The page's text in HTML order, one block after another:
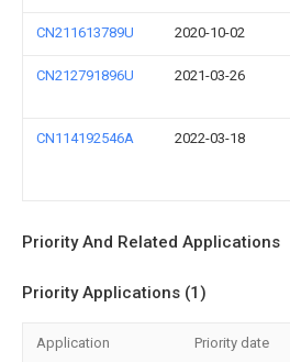
CN211613789U 2020-10-02
CN212791896U 2021-03-26
CN114192546A 2022-03-18
Priority And Related Applications
Priority Applications (1)
Application Priority date